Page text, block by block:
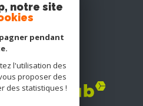
notre site
pendant
l'utilisation des
proposer des
des statistiques !